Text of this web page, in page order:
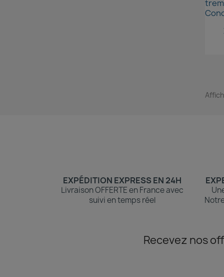
EXPÉDITION EXPRESS EN 24H
Livraison OFFERTE en France avec
suivi en temps réel
Recevez nos